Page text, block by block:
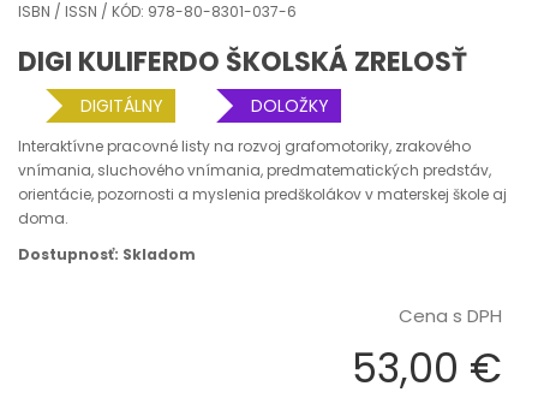
ISBN / ISSN / KÓD: 978-80-8301-037-6
DIGI KULIFERDO ŠKOLSKÁ ZRELOSŤ
DIGITÁLNY DOLOŽKY
Interaktívne pracovné listy na rozvoj grafomotoriky, zrakového
vnímania, sluchového vnímania, predmatematických predstáv,
orientácie, pozornosti a myslenia predškolákov v materskej škole aj
doma.
Dostupnosť: Skladom
Cena s DPH
53,00 €